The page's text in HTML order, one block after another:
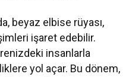
beyaz elbise rüyası,
işaret edebilir.
insanlarla
yol açar. Bu dönem,